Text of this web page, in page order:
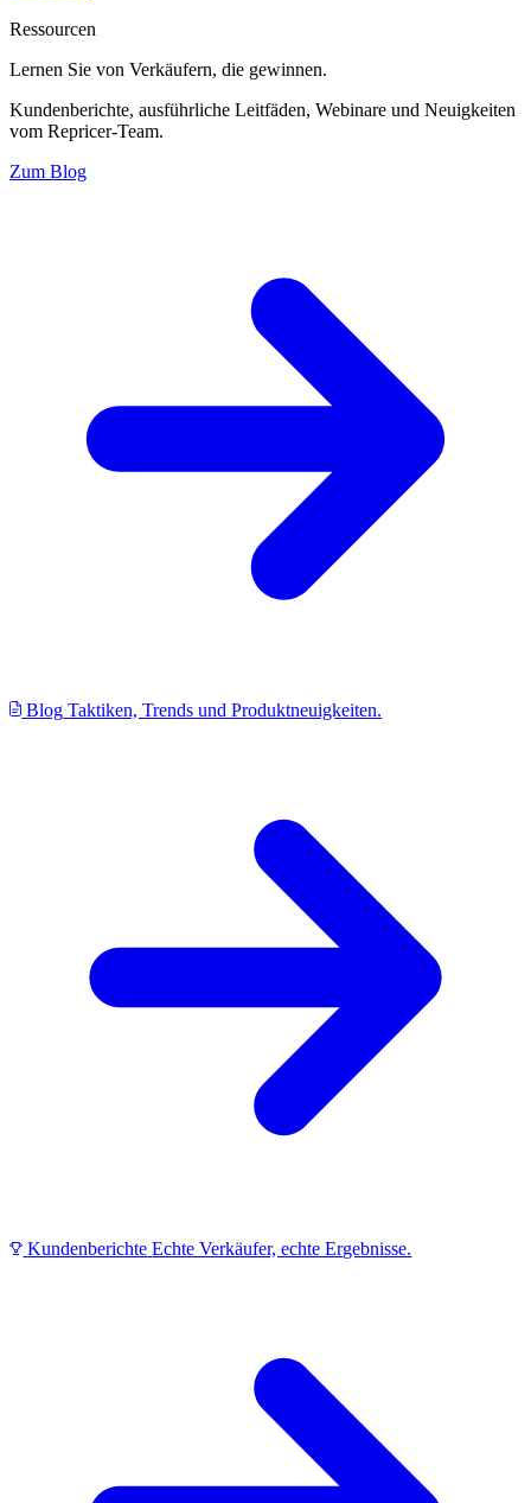
Ressourcen
Lernen Sie von Verkäufern, die gewinnen.
Kundenberichte, ausführliche Leitfäden, Webinare und Neuigkeiten
vom Repricer-Team.
Zum Blog
Blog Taktiken, Trends und Produktneuigkeiten.
Kundenberichte Echte Verkäufer, echte Ergebnisse.